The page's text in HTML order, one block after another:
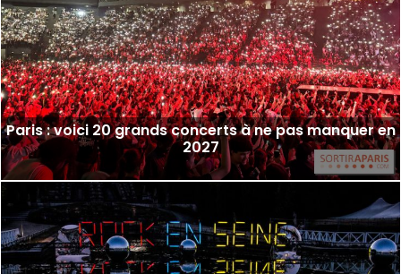
Paris : voici 20 grands concerts à ne pas manquer en
2027